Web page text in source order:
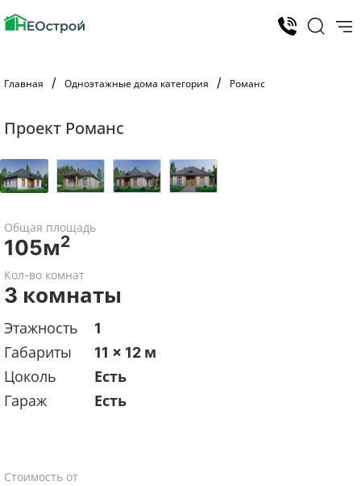
Главная Одноэтажные дома категория Романс
Проект Романс
Общая площадь
105м2
Кол-во комнат
3 комнаты
Этажность
1
Габариты
11 x 12 м
Цоколь
Есть
Гараж
Есть
Стоимость от